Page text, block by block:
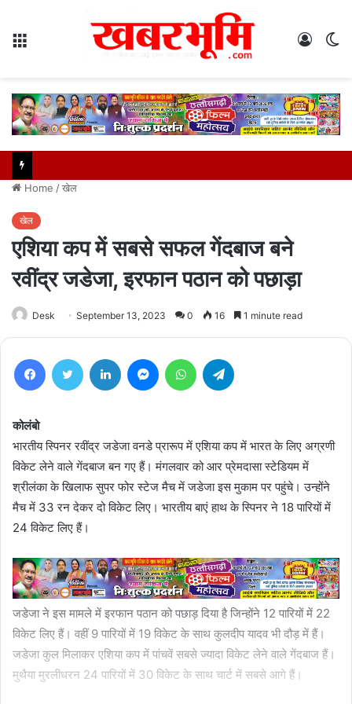
Log
Home /खेल
खेल
एशिया कप में सबसे सफल गेंदबाज बने
रवींद्र जडेजा, इरफान पठान को पछाड़ा
Desk September 13, 2023 0 16 1 minute read
FacebookTwitter LinkedIn MessengerWhatsApp
कोलंबो
भारतीय स्पिनर रवींद्र जडेजा वनडे प्रारूप में एशिया कप में भारत के लिए अग्रणी
विकेट लेने वाले गेंदबाज बन गए हैं। मंगलवार को आर प्रेमदासा स्टेडियम में
श्रीलंका के खिलाफ सुपर फोर स्टेज मैच में जडेजा इस मुकाम पर पहुंचे। उन्होंने
मैच में 33 रन देकर दो विकेट लिए। भारतीय बाएं हाथ के स्पिनर ने 18 पारियों में
24 विकेट लिए हैं।
जडेजा ने इस मामले में इरफान पठान को पछाड़ दिया है जिन्होंने 12 पारियों में 22
विकेट लिए हैं। वहीं 9 पारियों में 19 विकेट के साथ कुलदीप यादव भी दौड़ में हैं।
जडेजा कुल मिलाकर एशिया कप में पांचवें सबसे ज्यादा विकेट लेने वाले गेंदबाज हैं।
मुथैया मुरलीधरन 24 पारियों में 30 विकेट के साथ चार्ट में सबसे आगे हैं।